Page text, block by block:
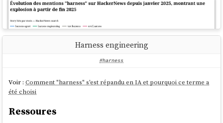
provider_id: opencode-go
apiKey:
{{env.OPENCODE_API_KEY}}
"with-agent-deepseek-v4-flash"
provider_id: opencode-go
working_dir:
Harness engineering
#harness
Voir :Comment "harness" s'est répandu en IA et pourquoi ce terme a
été choisi
Ressoures